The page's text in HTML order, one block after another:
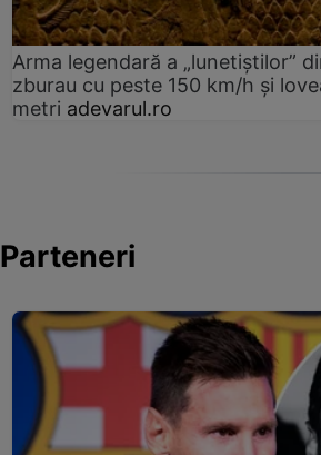
Arma legendară a „lunetiștilor”
zburau cu peste 150 km/h și
metri adevarul.ro
Parteneri